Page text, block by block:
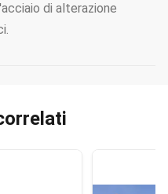
di alterazione